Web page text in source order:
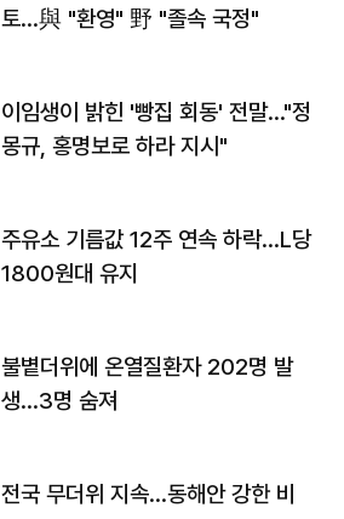
토…與 "환영" 野 "졸속 국정"
이임생이 밝힌 '빵집 회동' 전말…"정
몽규, 홍명보로 하라 지시"
주유소 기름값 12주 연속 하락…L당
1800원대 유지
불볕더위에 온열질환자 202명 발
생…3명 숨져
전국 무더위 지속…동해안 강한 비